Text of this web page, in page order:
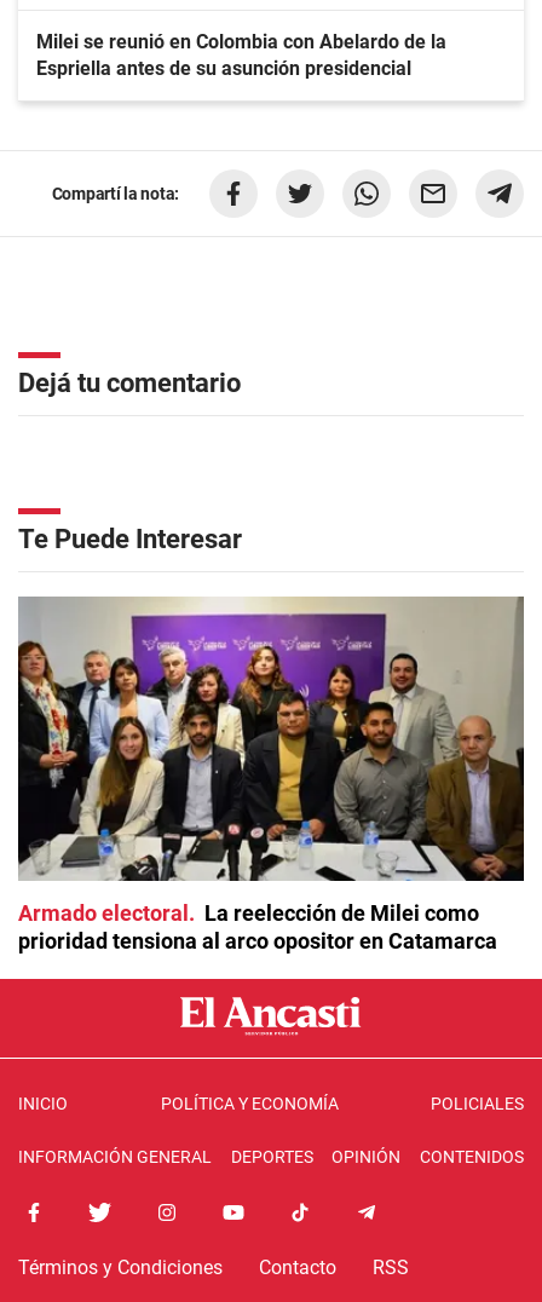
Milei se reunió en Colombia con Abelardo de la
Espriella antes de su asunción presidencial
Compartí la nota:
Dejá tu comentario
Te Puede Interesar
Armado electoral
La reelección de Milei como
prioridad tensiona al arco opositor en Catamarca
INICIO POLÍTICA Y ECONOMÍA POLICIALES
INFORMACIÓN GENERAL DEPORTES OPINIÓN CONTENIDOS
Términos y Condiciones Contacto RSS